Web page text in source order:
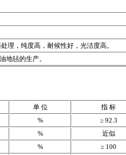
理，纯度高，耐候性好，光洁度高。
地毡的生产。
单 位
指 标
%
≥ 92.3
%
近似
%
≥ 100